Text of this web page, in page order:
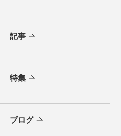
記事
特集
ブログ